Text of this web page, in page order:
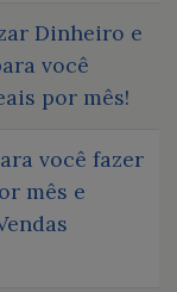
Dinheiro e
você
por mês!
você fazer
mês e